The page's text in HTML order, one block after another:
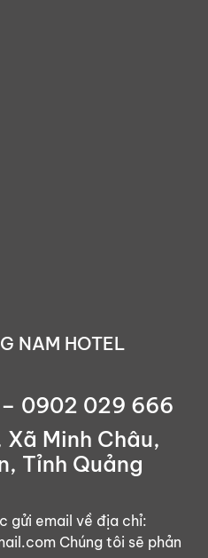
NAM HOTEL
0902 029 666
Xã Minh Châu,
Tỉnh Quảng
gửi email về địa chỉ:
Chúng tôi sẽ phản